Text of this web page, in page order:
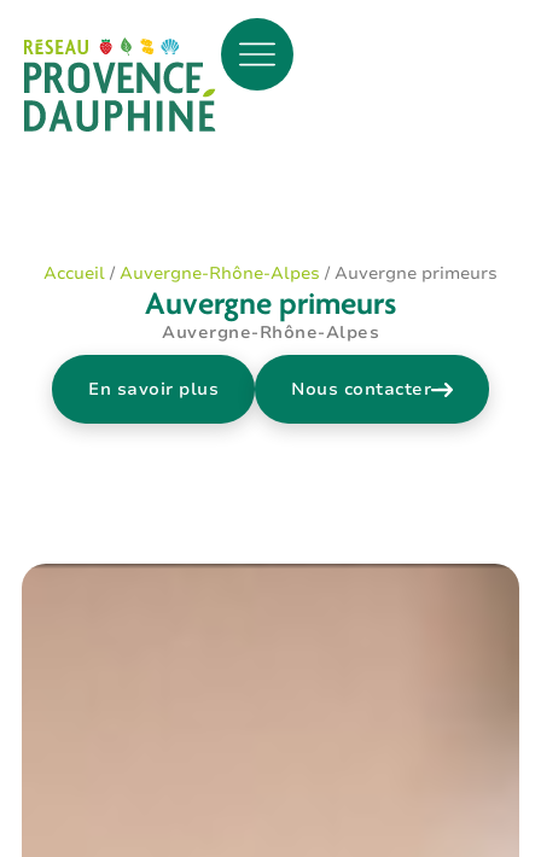
Accueil / Auvergne-Rhône-Alpes / Auvergne primeurs
Auvergne primeurs
Auvergne-Rhône-Alpes
En savoir plus Nous contacter